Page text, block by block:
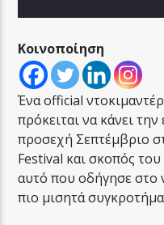
LA FAMIGLIA RADIO
LA FAMIGLIA
Κοινοποίηση
Ένα official
πρόκειται να κάνει
προσεχή Σεπτέμβριο
Festival και σκοπός του
αυτό που οδήγησε στο
πιο μισητά